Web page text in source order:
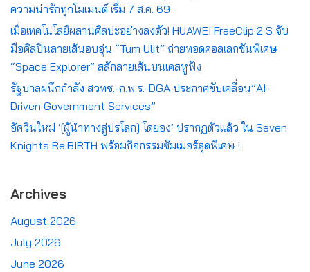
ความน่ารักทุกโมเมนต์ เริ่ม 7 ส.ค. 69
เมื่อเทคโนโลยีผสานศิลปะอย่างลงตัว! HUAWEI FreeClip 2 S จับ
มือศิลปินลายเส้นอบอุ่น “Tum Ulit” ถ่ายทอดคอลเลกชันพิเศษ
“Space Explorer” สลักลายเส้นบนเคสหูฟัง
รัฐบาลผนึกกำลัง สวทช.-ก.พ.ร.-DGA ประกาศขับเคลื่อน”AI-
Driven Government Services”
อัศวินใหม่ ‘[ผู้นำทางสู่ปรโลก] โดยอง’ ปรากฏตัวแล้ว ใน Seven
Knights Re:BIRTH พร้อมกิจกรรมซัมเมอร์สุดพิเศษ !
Archives
August 2026
July 2026
June 2026